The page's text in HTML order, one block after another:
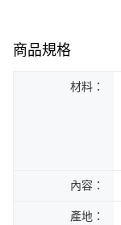
商品規格
材料：
內容：
產地：